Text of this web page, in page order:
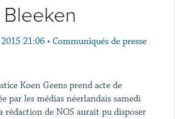
Bleeken
21:06 • Communiqués de presse
Koen Geens prend acte de
par les médias néerlandais samedi
rédaction de NOS aurait pu disposer